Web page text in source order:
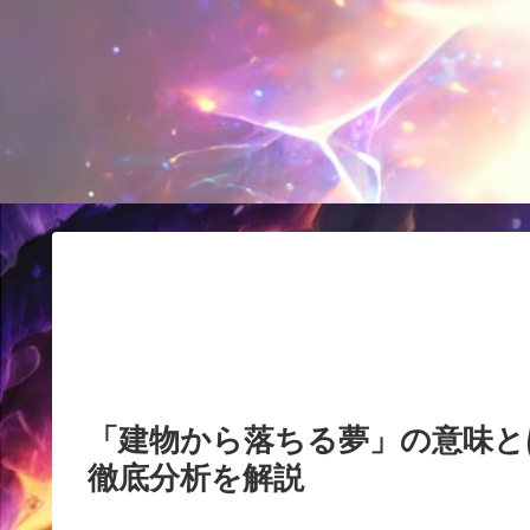
「建物から落ちる夢」の意味
徹底分析を解説